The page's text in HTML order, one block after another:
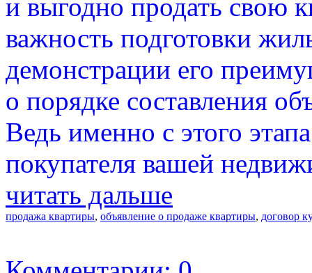
и выгодно продать свою
важность подготовки
демонстрации его
о порядке составления
Ведь именно с этого
покупателя вашей
читать дальше
продажа квартиры, объявление о продаже квартиры, договор